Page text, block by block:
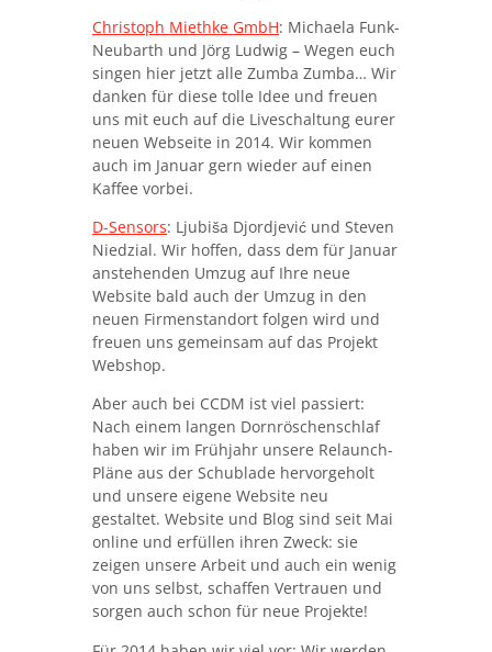
Christoph Miethke GmbH: Michaela Funk-
Neubarth und Jörg Ludwig – Wegen euch
singen hier jetzt alle Zumba Zumba… Wir
danken für diese tolle Idee und freuen
uns mit euch auf die Liveschaltung eurer
neuen Webseite in 2014. Wir kommen
auch im Januar gern wieder auf einen
Kaffee vorbei.
D-Sensors: Ljubiša Djordjević und Steven
Niedzial. Wir hoffen, dass dem für Januar
anstehenden Umzug auf Ihre neue
Website bald auch der Umzug in den
neuen Firmenstandort folgen wird und
freuen uns gemeinsam auf das Projekt
Webshop.
Aber auch bei CCDM ist viel passiert:
Nach einem langen Dornröschenschlaf
haben wir im Frühjahr unsere Relaunch-
Pläne aus der Schublade hervorgeholt
und unsere eigene Website neu
gestaltet. Website und Blog sind seit Mai
online und erfüllen ihren Zweck: sie
zeigen unsere Arbeit und auch ein wenig
von uns selbst, schaffen Vertrauen und
sorgen auch schon für neue Projekte!